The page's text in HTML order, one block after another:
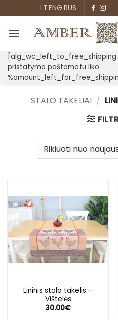
to
content
LT ENG RUS
pristatymo paštomatu liko
STALO TAKELIAI /
Lininis stalo takelis –
Vištelės
30.00€